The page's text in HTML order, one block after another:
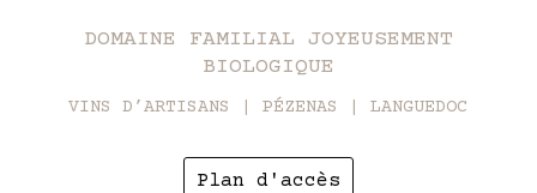
DOMAINE FAMILIAL JOYEUSEMENT
BIOLOGIQUE
VINS D’ARTISANS | PÉZENAS | LANGUEDOC
Plan d'accès